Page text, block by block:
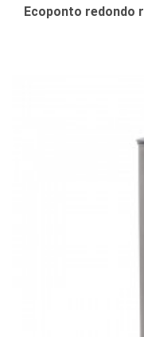
Ecoponto redondo